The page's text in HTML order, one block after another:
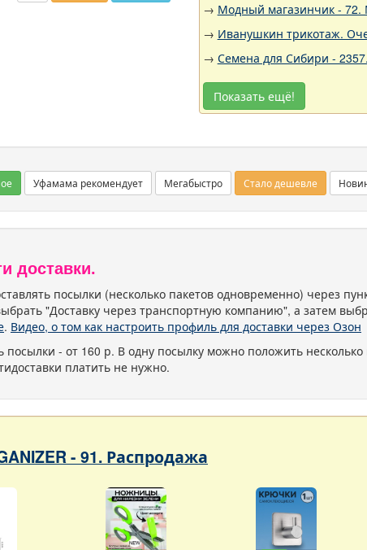
→ Модный магазинчик - 72.
→ Иванушкин трикотаж.
→ Семена для Сибири -
Показать ещё!
Уфамама рекомендует Мегабыстро Стало дешевле
доставки.
посылки (несколько пакетов одновременно) через
"Доставку через транспортную компанию", а затем
. Видео, о том как настроить профиль для доставки через Озон
посылки - от 160 р. В одну посылку можно положить
платить не нужно.
- 91. Распродажа